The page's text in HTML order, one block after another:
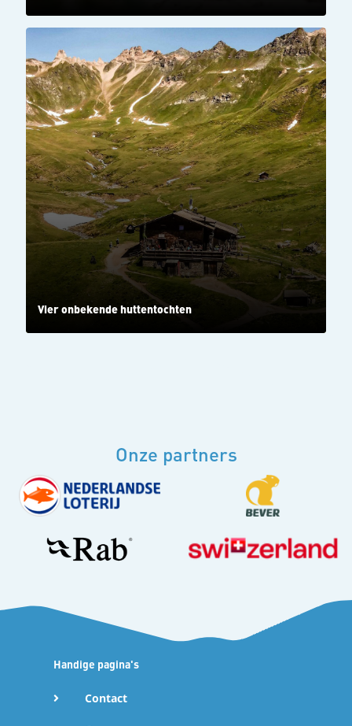
Vier onbekende huttentochten
Onze partners
Handige pagina's
Contact